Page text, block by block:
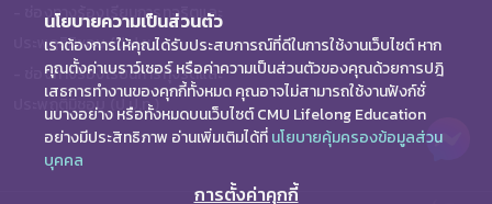
- ช่องทางร้องเรียนการทุจริตและ
ประพฤติมิชอบ (ป.ป.ช.)
- ช่องทางร้องเรียนการทุจริตและ
ประพฤติมิชอบ (ป.ป.ท.)
นโยบายความเป็นส่วนตัว
เราต้องการให้คุณได้รับประสบการณ์ที่ดีในการใช้งานเว็บไซต์ หาก
คุณตั้งค่าเบราว์เซอร์ หรือค่าความเป็นส่วนตัวของคุณด้วยการปฎิ
เสธการทำงานของคุกกี้ทั้งหมด คุณอาจไม่สามารถใช้งานฟังก์ชั่
นบางอย่าง หรือทั้งหมดบนเว็บไซต์ CMU Lifelong Education
อย่างมีประสิทธิภาพ อ่านเพิ่มเติมได้ที่นโยบายคุ้มครองข้อมูลส่วน
บุคคล
การตั้งค่าคุกกี้